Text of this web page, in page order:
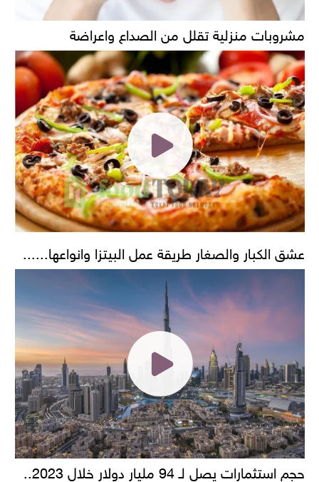
مشروبات منزلية تقلل من الصداع واعراضة
عشق الكبار والصغار طريقة عمل البيتزا وانواعها......